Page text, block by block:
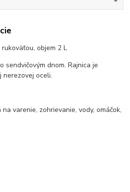
objem 2 L
sendvičovým dnom. Rajnica je
nerezovej oceli.
varenie, zohrievanie, vody, omáčok,